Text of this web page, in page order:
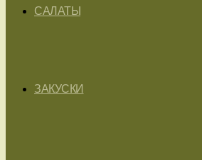
САЛАТЫ
ЗАКУСКИ